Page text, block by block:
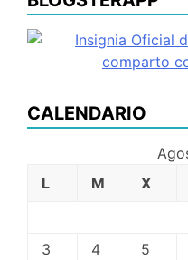
CALENDARIO
L
M X
3
4 5